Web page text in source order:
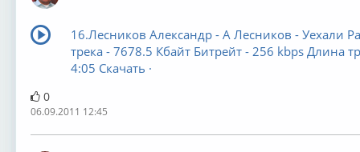
16.Лесников Александр - А Лесников - Уехали
трека - 7678.5 Кбайт Битрейт - 256 kbps Длина
4:05 Скачать ·
0
06.09.2011 12:45